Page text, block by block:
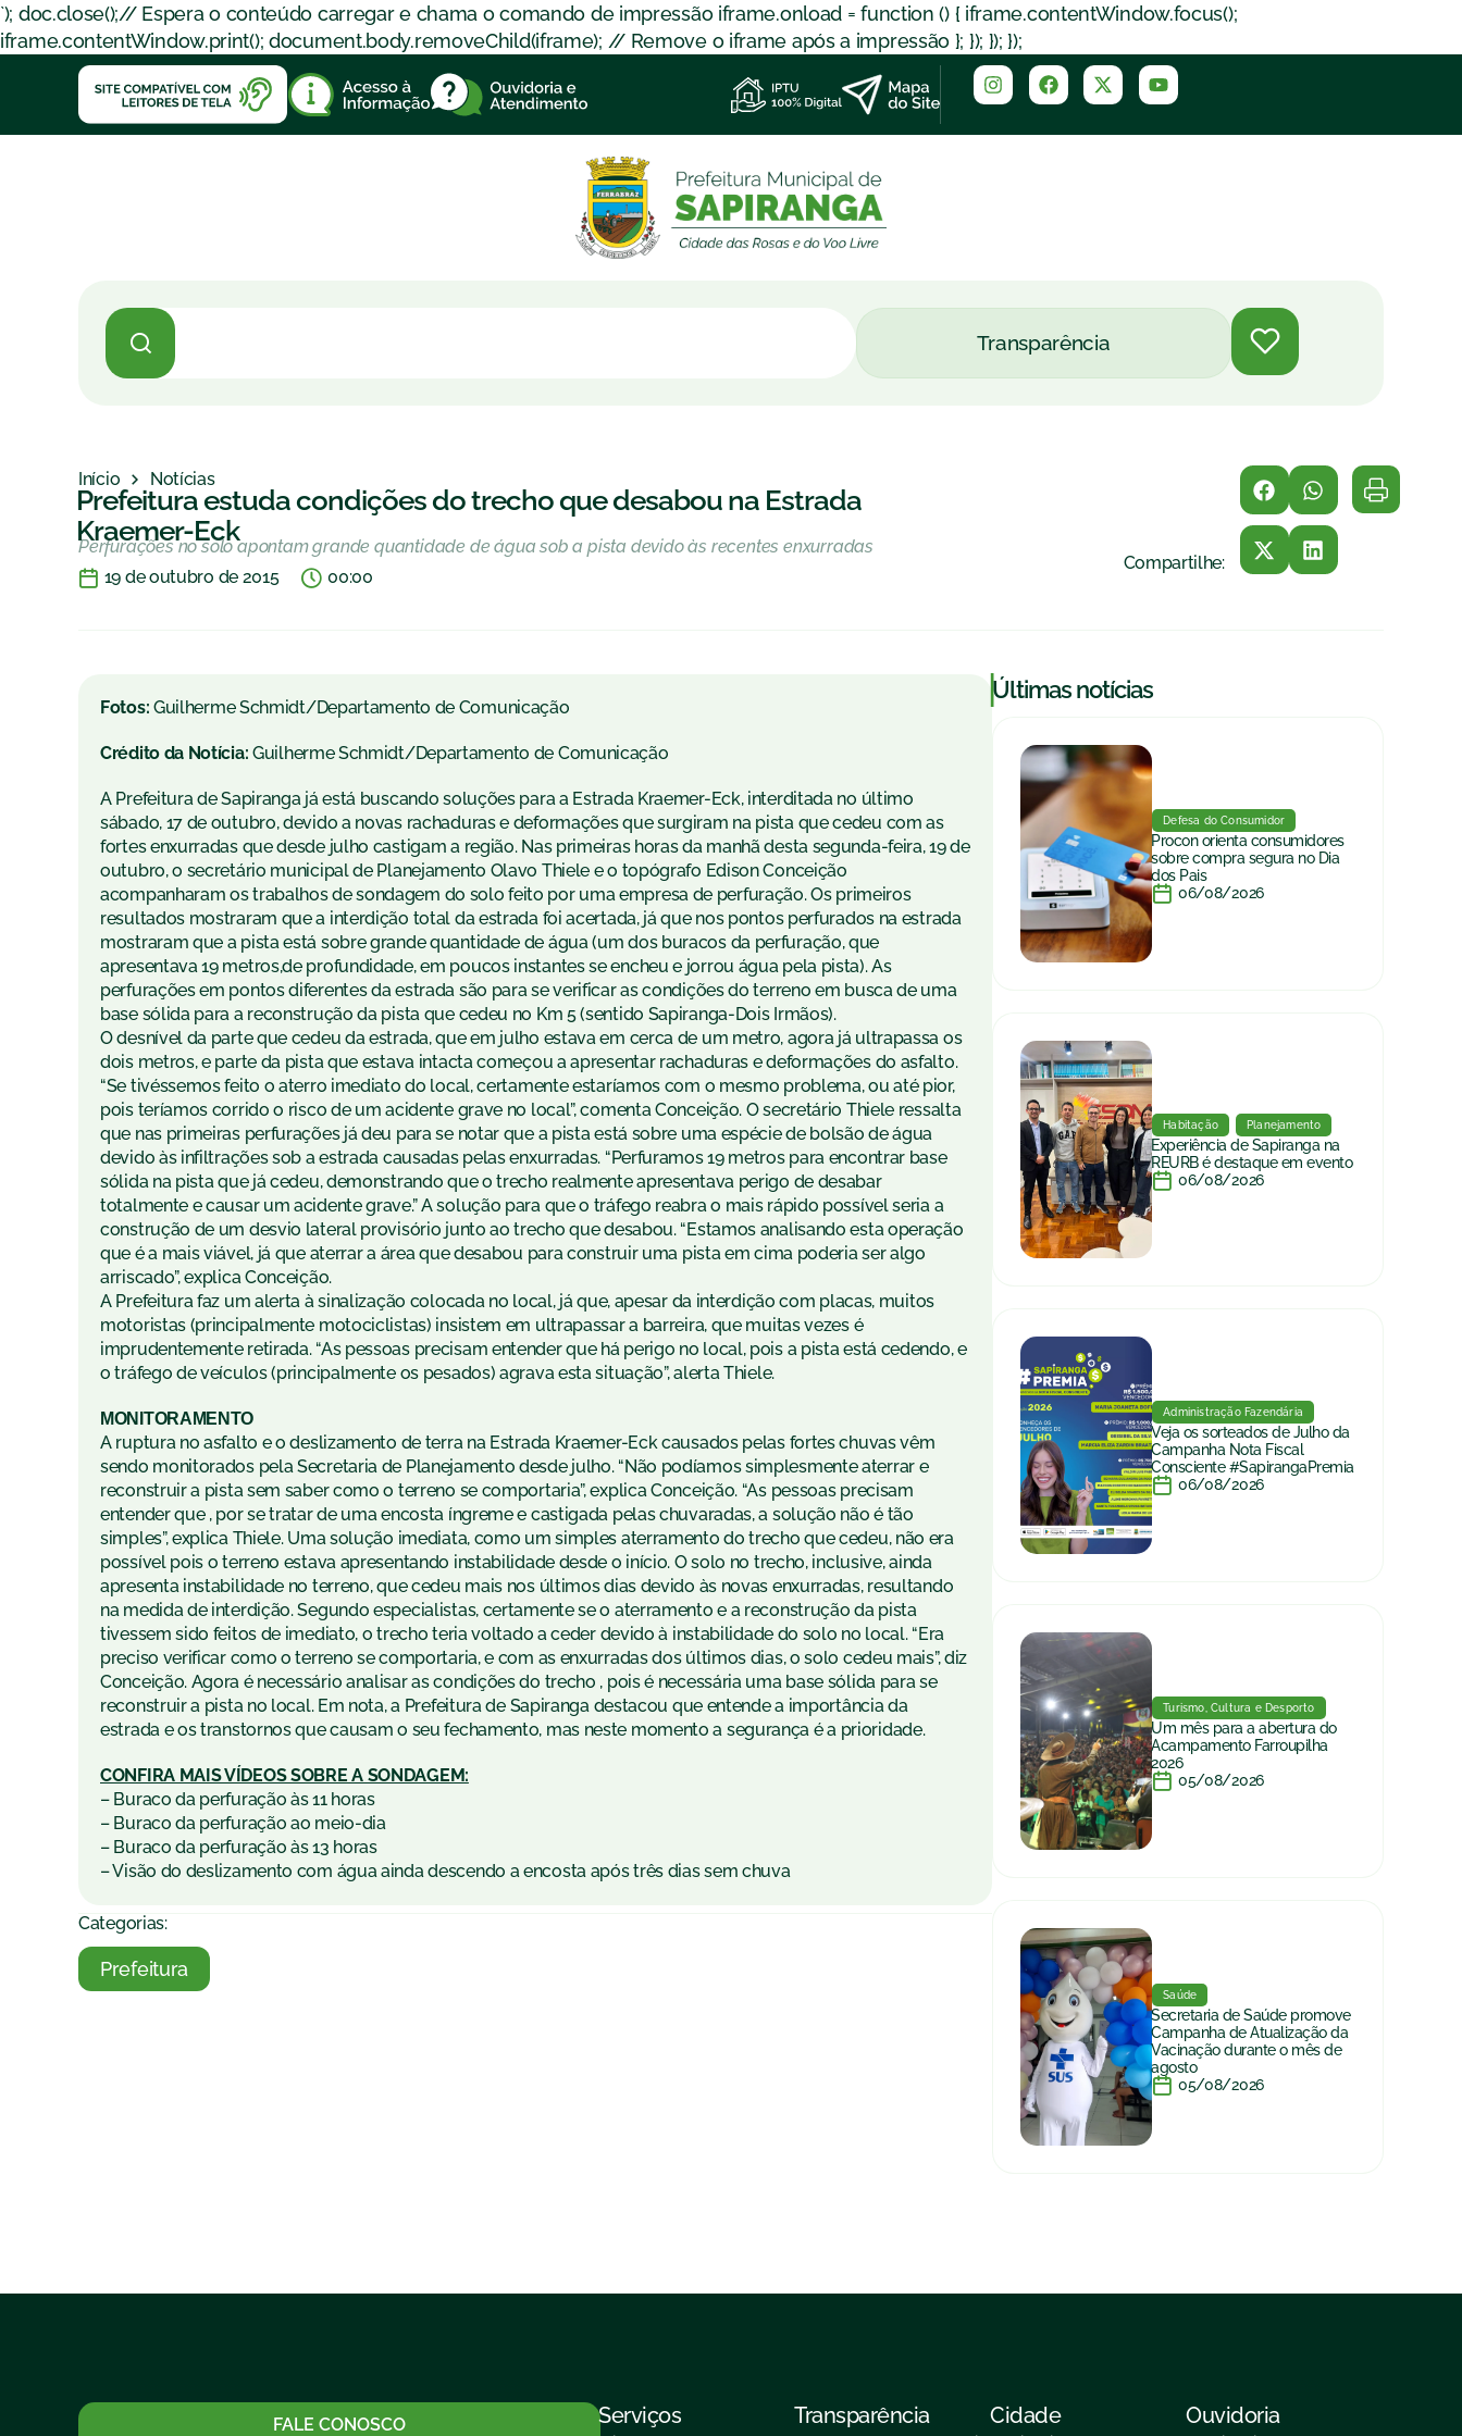
`); doc.close();// Espera o conteúdo carregar e chama o comando de impressão iframe.onload = function () { iframe.contentWindow.focus();
iframe.contentWindow.print(); document.body.removeChild(iframe); // Remove o iframe após a impressão }; }); }); });
Transparência
Início Notícias
Prefeitura estuda condições do trecho que desabou na Estrada
Kraemer-Eck
Perfurações no solo apontam grande quantidade de água sob a pista devido às recentes enxurradas
19 de outubro de 2015
00:00
Compartilhe:
Fotos: Guilherme Schmidt/Departamento de Comunicação
Crédito da Notícia: Guilherme Schmidt/Departamento de Comunicação
A Prefeitura de Sapiranga já está buscando soluções para a Estrada Kraemer-Eck, interditada no último
sábado, 17 de outubro, devido a novas rachaduras e deformações que surgiram na pista que cedeu com as
fortes enxurradas que desde julho castigam a região. Nas primeiras horas da manhã desta segunda-feira, 19 de
outubro, o secretário municipal de Planejamento Olavo Thiele e o topógrafo Edison Conceição
acompanharam os trabalhos de sondagem do solo feito por uma empresa de perfuração. Os primeiros
resultados mostraram que a interdição total da estrada foi acertada, já que nos pontos perfurados na estrada
mostraram que a pista está sobre grande quantidade de água (um dos buracos da perfuração, que
apresentava 19 metros,de profundidade, em poucos instantes se encheu e jorrou água pela pista). As
perfurações em pontos diferentes da estrada são para se verificar as condições do terreno em busca de uma
base sólida para a reconstrução da pista que cedeu no Km 5 (sentido Sapiranga-Dois Irmãos).
O desnível da parte que cedeu da estrada, que em julho estava em cerca de um metro, agora já ultrapassa os
dois metros, e parte da pista que estava intacta começou a apresentar rachaduras e deformações do asfalto.
“Se tivéssemos feito o aterro imediato do local, certamente estaríamos com o mesmo problema, ou até pior,
pois teríamos corrido o risco de um acidente grave no local”, comenta Conceição. O secretário Thiele ressalta
que nas primeiras perfurações já deu para se notar que a pista está sobre uma espécie de bolsão de água
devido às infiltrações sob a estrada causadas pelas enxurradas. “Perfuramos 19 metros para encontrar base
sólida na pista que já cedeu, demonstrando que o trecho realmente apresentava perigo de desabar
totalmente e causar um acidente grave.” A solução para que o tráfego reabra o mais rápido possível seria a
construção de um desvio lateral provisório junto ao trecho que desabou. “Estamos analisando esta operação
que é a mais viável, já que aterrar a área que desabou para construir uma pista em cima poderia ser algo
arriscado”, explica Conceição.
A Prefeitura faz um alerta à sinalização colocada no local, já que, apesar da interdição com placas, muitos
motoristas (principalmente motociclistas) insistem em ultrapassar a barreira, que muitas vezes é
imprudentemente retirada. “As pessoas precisam entender que há perigo no local, pois a pista está cedendo, e
o tráfego de veículos (principalmente os pesados) agrava esta situação”, alerta Thiele.
MONITORAMENTO
A ruptura no asfalto e o deslizamento de terra na Estrada Kraemer-Eck causados pelas fortes chuvas vêm
sendo monitorados pela Secretaria de Planejamento desde julho. “Não podíamos simplesmente aterrar e
reconstruir a pista sem saber como o terreno se comportaria”, explica Conceição. “As pessoas precisam
entender que , por se tratar de uma encosta íngreme e castigada pelas chuvaradas, a solução não é tão
simples”, explica Thiele. Uma solução imediata, como um simples aterramento do trecho que cedeu, não era
possível pois o terreno estava apresentando instabilidade desde o início. O solo no trecho, inclusive, ainda
apresenta instabilidade no terreno, que cedeu mais nos últimos dias devido às novas enxurradas, resultando
na medida de interdição. Segundo especialistas, certamente se o aterramento e a reconstrução da pista
tivessem sido feitos de imediato, o trecho teria voltado a ceder devido à instabilidade do solo no local. “Era
preciso verificar como o terreno se comportaria, e com as enxurradas dos últimos dias, o solo cedeu mais”, diz
Conceição. Agora é necessário analisar as condições do trecho , pois é necessária uma base sólida para se
reconstruir a pista no local. Em nota, a Prefeitura de Sapiranga destacou que entende a importância da
estrada e os transtornos que causam o seu fechamento, mas neste momento a segurança é a prioridade.
CONFIRA MAIS VÍDEOS SOBRE A SONDAGEM:
– Buraco da perfuração às 11 horas
– Buraco da perfuração ao meio-dia
– Buraco da perfuração às 13 horas
– Visão do deslizamento com água ainda descendo a encosta após três dias sem chuva
Categorias:
Prefeitura
|Últimas notícias
Defesa do Consumidor
Procon orienta consumidores
sobre compra segura no Dia
dos Pais
06/08/2026
Habitação Planejamento
Experiência de Sapiranga na
REURB é destaque em evento
06/08/2026
Administração Fazendária
Veja os sorteados de Julho da
Campanha Nota Fiscal
Consciente #SapirangaPremia
06/08/2026
Turismo, Cultura e Desporto
Um mês para a abertura do
Acampamento Farroupilha
2026
05/08/2026
Saúde
Secretaria de Saúde promove
Campanha de Atualização da
Vacinação durante o mês de
agosto
05/08/2026
FALE CONOSCO Serviços Transparência Cidade Ouvidoria